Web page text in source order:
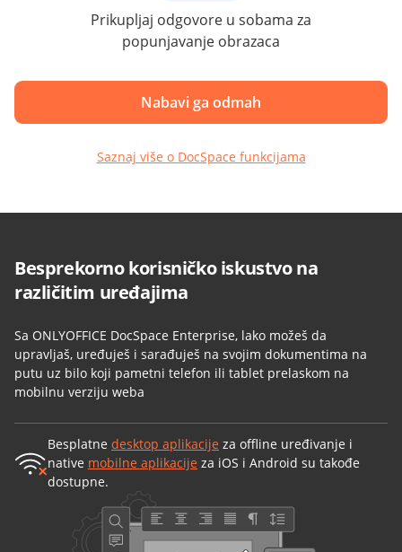
Prikupljaj odgovore u sobama za
popunjavanje obrazaca
Nabavi ga odmah
Saznaj više o DocSpace funkcijama
Besprekorno korisničko iskustvo na
različitim uređajima
Sa ONLYOFFICE DocSpace Enterprise, lako možeš da
upravljaš, uređuješ i sarađuješ na svojim dokumentima na
putu uz bilo koji pametni telefon ili tablet prelaskom na
mobilnu verziju weba
Besplatne desktop aplikacije za offline uređivanje i
native mobilne aplikacije za iOS i Android su takođe
dostupne.